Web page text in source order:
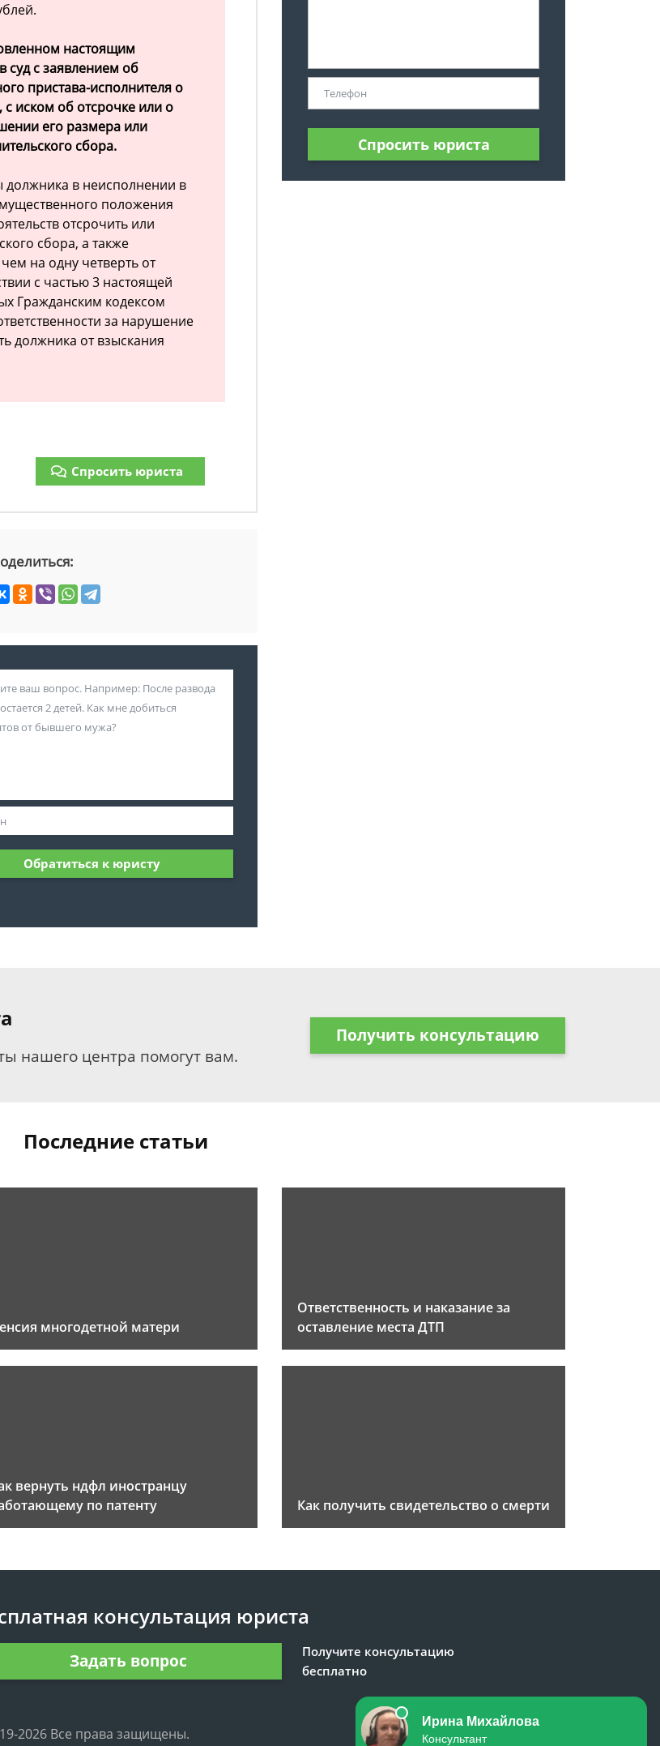
настоящим
суд с заявлением об
пристава-исполнителя о
с иском об отсрочке или о
его размера или
сбора.
должника в неисполнении в
положения
отсрочить или
сбора, а также
на одну четверть от
с частью 3 настоящей
Гражданским кодексом
за нарушение
должника от взыскания
Спросить юриста
Обратиться к юристу
Спросить юриста
нашего центра помогут вам.
Получить консультацию
Последние статьи
многодетной матери
Ответственность и наказание за
оставление места ДТП
вернуть ндфл иностранцу
по патенту
Как получить свидетельство о смерти
консультация юриста
Задать вопрос
Получите консультацию
бесплатно
2026 Все права защищены.